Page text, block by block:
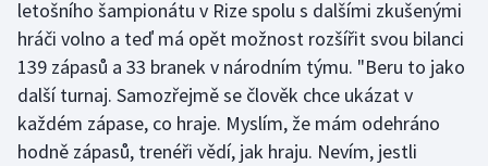
Moderní pětiboj
Motorsport
Olympijské hry
letošního šampionátu v Rize spolu s dalšími zkušenými
hráči volno a teď má opět možnost rozšířit svou bilanci
139 zápasů a 33 branek v národním týmu. "Beru to jako
další turnaj. Samozřejmě se člověk chce ukázat v
každém zápase, co hraje. Myslím, že mám odehráno
hodně zápasů, trenéři vědí, jak hraju. Nevím, jestli